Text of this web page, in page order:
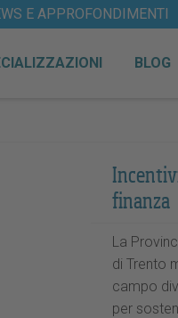
E APPROFONDIMENTI
BLOG
finanza
La
di Trento
campo
per